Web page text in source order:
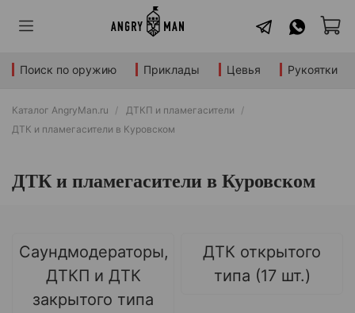
Поиск по оружию Приклады Цевья Рукоятки
Каталог AngryMan.ru
ДТКП и пламегасители
ДТК и пламегасители в Куровском
ДТК и пламегасители в Куровском
Саундмодераторы,
ДТКП и ДТК
закрытого типа
ДТК открытого
типа (17 шт.)